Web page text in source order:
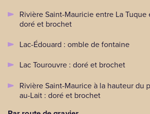
Rivière Saint-Mauricie entre La Tuque
doré et brochet
Lac-Édouard : omble de fontaine
Lac Tourouvre : doré et brochet
Rivière Saint-Maurice à la hauteur du
au-Lait : doré et brochet